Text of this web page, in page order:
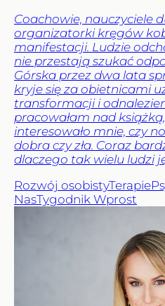
Coachowie, nauczyciele
organizatorki kręgów
manifestacji. Ludzie
nie przestają szukać
Górska przez dwa lata
kryje się za obietnicami
transformacji i
pracowałam nad
interesowało mnie, czy
dobra czy zła. Coraz
dlaczego tak wielu ludzi
Rozwój osobistyTerapie
NasTygodnik Wprost